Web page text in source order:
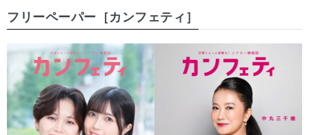
フリーペーパー［カンフェティ］